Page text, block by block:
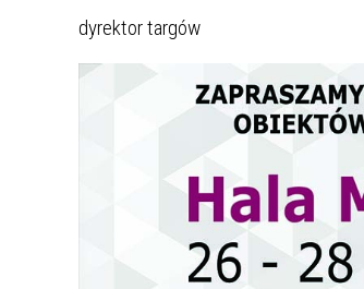
dyrektor targów